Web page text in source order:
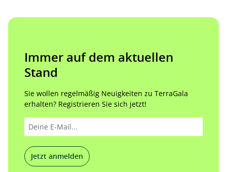
Immer auf dem aktuellen
Stand
Sie wollen regelmäßig Neuigkeiten zu TerraGala
erhalten? Registrieren Sie sich jetzt!
Jetzt anmelden